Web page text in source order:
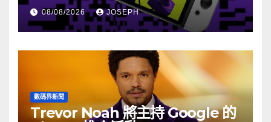
08/08/2026 JOSEPH
數碼界新聞
Trevor Noah 將主持 Google 的